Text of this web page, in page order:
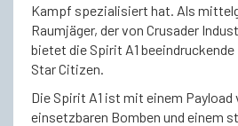
Kampf spezialisiert hat. Als
Raumjäger, der von Crusader
bietet die Spirit A1
Star Citizen.
Die Spirit A1 ist mit einem Payload
einsetzbaren Bomben und einem